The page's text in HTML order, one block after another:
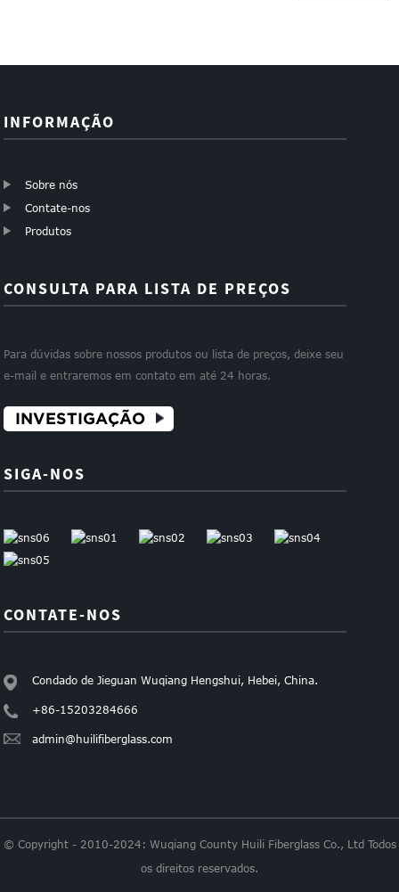
INFORMAÇÃO
Sobre nós
Contate-nos
Produtos
CONSULTA PARA LISTA DE PREÇOS
Para dúvidas sobre nossos produtos ou lista de preços, deixe seu
e-mail e entraremos em contato em até 24 horas.
INVESTIGAÇÃO
SIGA-NOS
CONTATE-NOS
Condado de Jieguan Wuqiang Hengshui, Hebei, China.
+86-15203284666
admin@huilifiberglass.com
© Copyright - 2010-2024: Wuqiang County Huili Fiberglass Co., Ltd Todos
os direitos reservados.